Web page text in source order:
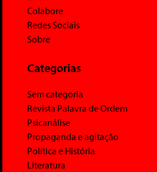
Colabore
Redes Sociais
Sobre
Categorias
Sem categoria
Revista Palavra de Ordem
Psicanálise
Propaganda e agitação
Política e História
Literatura